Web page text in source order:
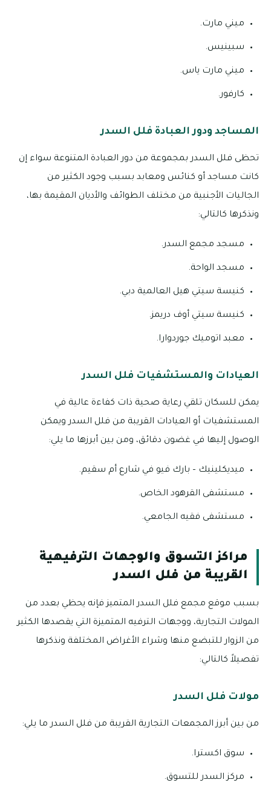
ميني مارت.
سبينيس.
ميني مارت ياس.
كارفور.
المساجد ودور العبادة فلل السدر
تحظى فلل السدر بمجموعة من دور العبادة المتنوعة سواء إن
كانت مساجد أو كنائس ومعابد بسبب وجود الكثير من
الجاليات الأجنبية من مختلف الطوائف والأديان المقيمة بها،
ونذكرها كالتالي:
مسجد مجمع السدر.
مسجد الواحة.
كنيسة سيتي هيل العالمية دبي.
كنيسة سيتي أوف دريمز.
معبد اتوميك جوردوارا.
العيادات والمستشفيات فلل السدر
يمكن للسكان تلقي رعاية صحية ذات كفاءة عالية في
المستشفيات أو العيادات القريبة من فلل السدر ويمكن
الوصول إليها في غضون دقائق، ومن بين أبرزها ما يلي:
ميديكلينيك – بارك فيو في شارع أم سقيم.
مستشفى القرهود الخاص.
مستشفى فقيه الجامعي.
مراكز التسوق والوجهات الترفيهية
القريبة من فلل السدر
بسبب موقع مجمع فلل السدر المتميز فإنه يحظي بعدد من
المولات التجارية، ووجهات الترفيه المتميزة التي يقصدها الكثير
من الزوار للتبضع منها وشراء الأغراض المختلفة ونذكرها
تفصيلاً كالتالي:
مولات فلل السدر
من بين أبرز المجمعات التجارية القريبة من فلل السدر ما يلي:
سوق اكسترا.
مركز السدر للتسوق.